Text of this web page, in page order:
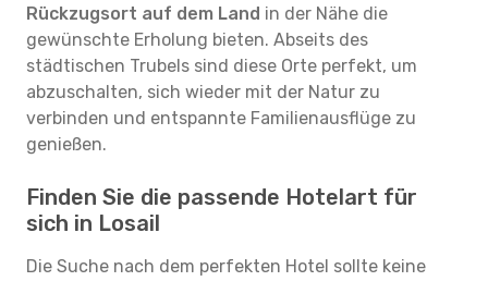
Rückzugsort auf dem Land in der Nähe die
gewünschte Erholung bieten. Abseits des
städtischen Trubels sind diese Orte perfekt, um
abzuschalten, sich wieder mit der Natur zu
verbinden und entspannte Familienausflüge zu
genießen.
Finden Sie die passende Hotelart für
sich in Losail
Die Suche nach dem perfekten Hotel sollte keine